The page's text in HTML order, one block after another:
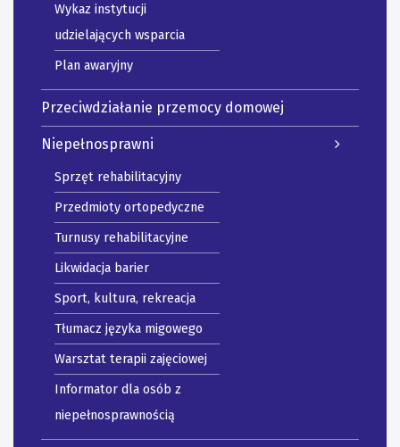
Wykaz instytucji
udzielających wsparcia
Plan awaryjny
Przeciwdziałanie przemocy domowej
Niepełnosprawni
Sprzęt rehabilitacyjny
Przedmioty ortopedyczne
Turnusy rehabilitacyjne
Likwidacja barier
Sport, kultura, rekreacja
Tłumacz języka migowego
Warsztat terapii zajęciowej
Informator dla osób z
niepełnosprawnością